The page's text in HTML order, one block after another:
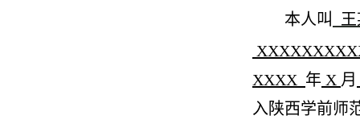
本人叫
XXXX 年 X 月
入陕西学前师